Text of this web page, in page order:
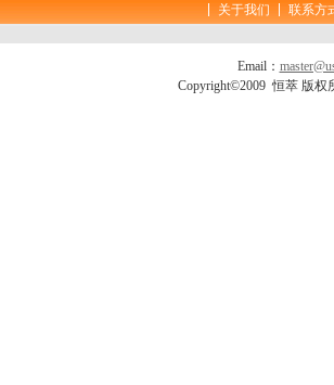
关于我们 联系方
Email：
Copyright©2009 恒萃 版权